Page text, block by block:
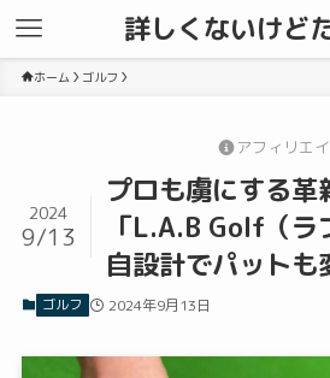
詳しくないけど
ホーム ゴルフ
アフィリエ
プロも虜にする革
「L.A.B Golf（
自設計でパットも
2024
9/13
ゴルフ 2024年9月13日